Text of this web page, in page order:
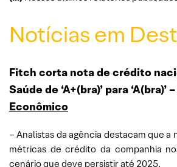
Notícias em
Fitch corta nota de crédito
Saúde de ‘A+(bra)’ para ‘A(bra)’ –
Econômico
– Analistas da agência destacam que
métricas de crédito da companhia
cenário que deve persistir até 2025.